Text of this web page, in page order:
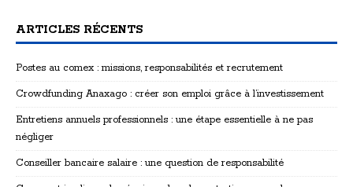
ARTICLES RÉCENTS
Postes au comex : missions, responsabilités et recrutement
Crowdfunding Anaxago : créer son emploi grâce à l’investissement
Entretiens annuels professionnels : une étape essentielle à ne pas
négliger
Conseiller bancaire salaire : une question de responsabilité